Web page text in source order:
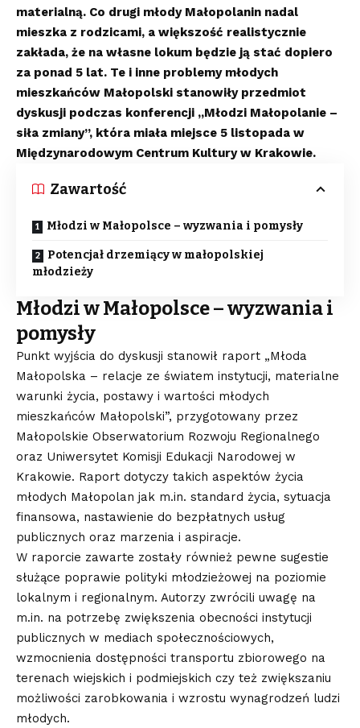
materialną. Co drugi młody Małopolanin nadal
mieszka z rodzicami, a większość realistycznie
zakłada, że na własne lokum będzie ją stać dopiero
za ponad 5 lat. Te i inne problemy młodych
mieszkańców Małopolski stanowiły przedmiot
dyskusji podczas konferencji „Młodzi Małopolanie –
siła zmiany”, która miała miejsce 5 listopada w
Międzynarodowym Centrum Kultury w Krakowie.
Zawartość
Młodzi w Małopolsce – wyzwania i pomysły
Potencjał drzemiący w małopolskiej
młodzieży
Młodzi w Małopolsce – wyzwania i
pomysły
Punkt wyjścia do dyskusji stanowił raport „Młoda
Małopolska – relacje ze światem instytucji, materialne
warunki życia, postawy i wartości młodych
mieszkańców Małopolski”, przygotowany przez
Małopolskie Obserwatorium Rozwoju Regionalnego
oraz Uniwersytet Komisji Edukacji Narodowej w
Krakowie. Raport dotyczy takich aspektów życia
młodych Małopolan jak m.in. standard życia, sytuacja
finansowa, nastawienie do bezpłatnych usług
publicznych oraz marzenia i aspiracje.
W raporcie zawarte zostały również pewne sugestie
służące poprawie polityki młodzieżowej na poziomie
lokalnym i regionalnym. Autorzy zwrócili uwagę na
m.in. na potrzebę zwiększenia obecności instytucji
publicznych w mediach społecznościowych,
wzmocnienia dostępności transportu zbiorowego na
terenach wiejskich i podmiejskich czy też zwiększaniu
możliwości zarobkowania i wzrostu wynagrodzeń ludzi
młodych.